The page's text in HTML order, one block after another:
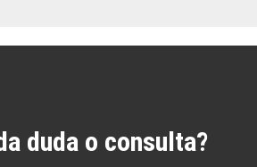
duda o consulta?